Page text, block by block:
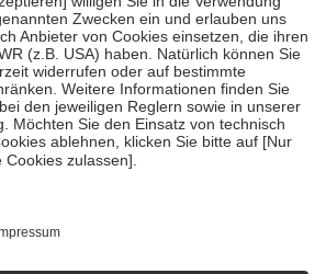
an bei:
bis zum vollendeten 18. Lebensjahr
und Früherkennung, die von der
dass es sich um echte Bewertungen